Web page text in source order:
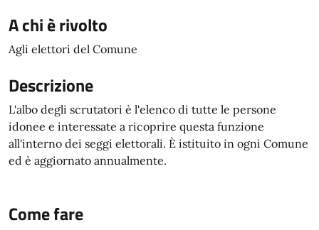
A chi è rivolto
Agli elettori del Comune
Descrizione
L'albo degli scrutatori è l'elenco di tutte le persone
idonee e interessate a ricoprire questa funzione
all'interno dei seggi elettorali. È istituito in ogni Comune
ed è aggiornato annualmente.
Come fare